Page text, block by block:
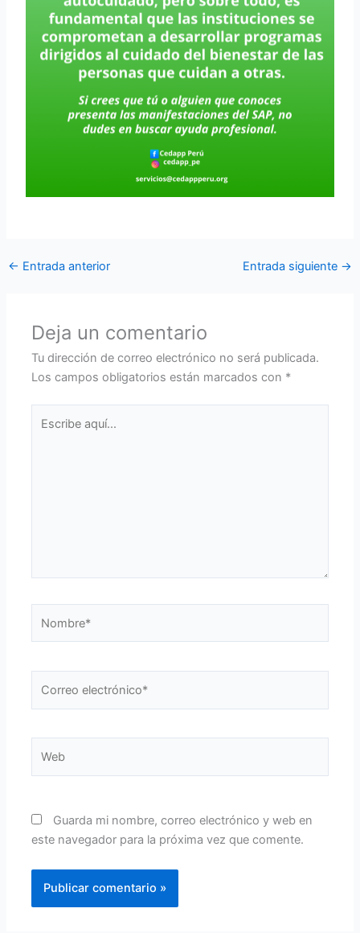
← Entrada anterior Entrada siguiente →
Deja un comentario
Tu dirección de correo electrónico no será publicada.
Los campos obligatorios están marcados con *
aquí...
electrónico*
Guarda mi nombre, correo electrónico y web en
este navegador para la próxima vez que comente.